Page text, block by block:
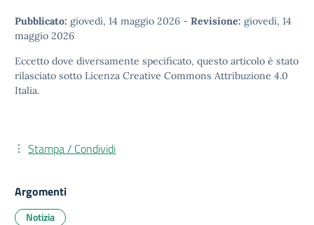
Pubblicato: giovedì, 14 maggio 2026 - Revisione: giovedì, 14
maggio 2026
Eccetto dove diversamente specificato, questo articolo è stato
rilasciato sotto Licenza Creative Commons Attribuzione 4.0
Italia.
Stampa / Condividi
Argomenti
Notizia